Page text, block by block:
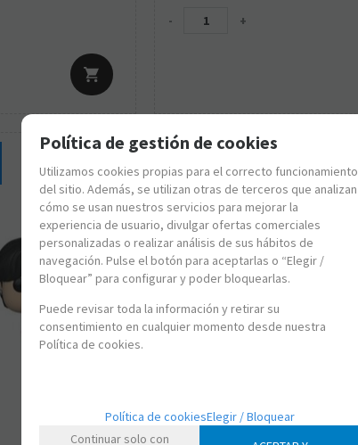
- +
Política de gestión de cookies
Utilizamos cookies propias para el correcto funcionamiento
del sitio. Además, se utilizan otras de terceros que analizan
cómo se usan nuestros servicios para mejorar la
experiencia de usuario, divulgar ofertas comerciales
personalizadas o realizar análisis de sus hábitos de
navegación. Pulse el botón para aceptarlas o “Elegir /
Bloquear” para configurar y poder bloquearlas.
Puede revisar toda la información y retirar su
consentimiento en cualquier momento desde nuestra
Política de cookies.
Política de cookiesElegir / Bloquear
Continuar solo con